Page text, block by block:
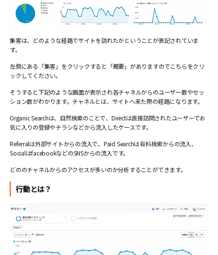
集客は、どのような経路でサイトを訪れたかということが表記されていま
す。
左側にある「集客」をクリックすると「概要」がありますのでこちらをクリ
ックしてください。
そうすると下記のような画面が表示され各チャネルからのユーザー数やセッ
ション数がわかります。チャネルとは、サイトへ来た際の経路になります。
Organic Searchは、自然検索のことで、Directは直接訪問されたユーザーでお
気に入りの登録やチラシなどから流入したケースです。
Referralは外部サイトからの流入で、Paid Searchは有料検索からの流入、
SocialはfacebookなどのSNSからの流入です。
どののチャネルからのアクセスが多いのか分析することができます。
行動とは？